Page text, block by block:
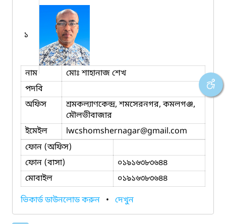
১
নাম
মোঃ শাহানাজ শেখ
পদবি
অফিস
শ্রমকল্যাণকেন্দ্র, শমসেরনগর, কমলগঞ্জ,
মৌলভীবাজার
ইমেইল
lwcshomshernagar@gmail.com
ফোন (অফিস)
ফোন (বাসা)
০১৯১৬৩৮৩৬৪৪
মোবাইল
০১৯১৬৩৮৩৬৪৪
ভিকার্ড ডাউনলোড করুন • দেখুন